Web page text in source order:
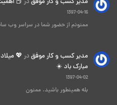
1397-04-16
ممنونم از حضور شما در سراسر وب
مدیر کسب و کار موفق در 💖
مبارک باد ☀️
1397-04-02
بله همینطور باشید. ممنون